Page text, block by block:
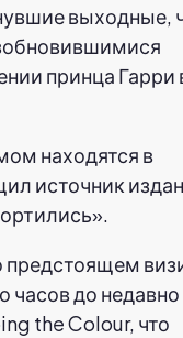
выходные,
принца Гарри
находятся в
источник
предстоящем
часов до недавно
the Colour, что